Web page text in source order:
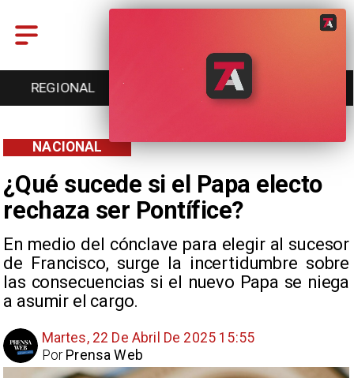
ENTRETENCIÓN
¿Qué sucede si el Papa electo
rechaza ser Pontífice?
En medio del cónclave para elegir al sucesor
de Francisco, surge la incertidumbre sobre
las consecuencias si el nuevo Papa se niega
a asumir el cargo.
NACIONAL
Martes, 22 De Abril De 2025 15:55
Prensa Web
Por